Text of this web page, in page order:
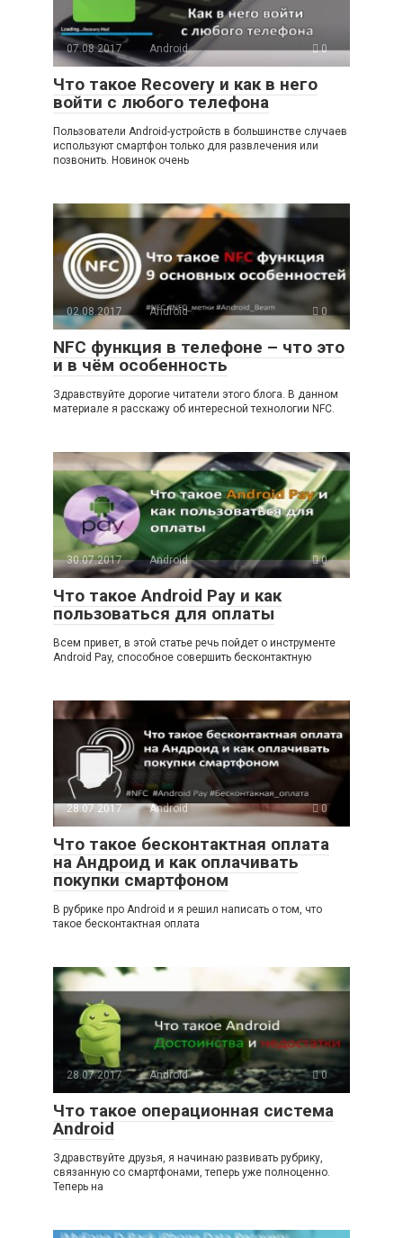
07.08.2017 Android 0
Что такое Recovery и как в него
войти с любого телефона
Пользователи Android-устройств в большинстве случаев
используют смартфон только для развлечения или
позвонить. Новинок очень
02.08.2017 Android 0
NFC функция в телефоне – что это
и в чём особенность
Здравствуйте дорогие читатели этого блога. В данном
материале я расскажу об интересной технологии NFC.
30.07.2017 Android 0
Что такое Android Pay и как
пользоваться для оплаты
Всем привет, в этой статье речь пойдет о инструменте
Android Pay, способное совершить бесконтактную
28.07.2017 Android 0
Что такое бесконтактная оплата
на Андроид и как оплачивать
покупки смартфоном
В рубрике про Android и я решил написать о том, что
такое бесконтактная оплата
28.07.2017 Android 0
Что такое операционная система
Android
Здравствуйте друзья, я начинаю развивать рубрику,
связанную со смартфонами, теперь уже полноценно.
Теперь на